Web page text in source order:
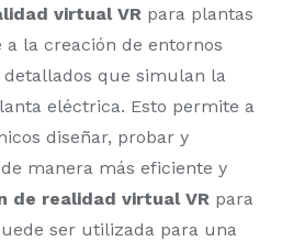
virtual VR para plantas
la creación de entornos
que simulan la
eléctrica. Esto permite a
diseñar, probar y
manera más eficiente y
de realidad virtual VR para
ser utilizada para una